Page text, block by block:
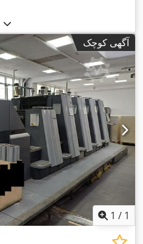
آگهی کوچک
1 / 1